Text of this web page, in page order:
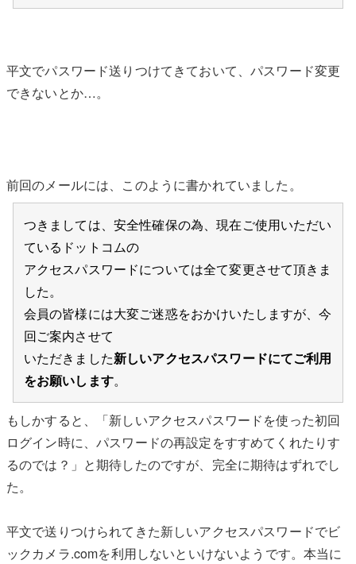
平文でパスワード送りつけてきておいて、パスワード変更
できないとか…。
前回のメールには、このように書かれていました。
つきましては、安全性確保の為、現在ご使用いただい
ているドットコムの
アクセスパスワードについては全て変更させて頂きま
した。
会員の皆様には大変ご迷惑をおかけいたしますが、今
回ご案内させて
いただきました新しいアクセスパスワードにてご利用
をお願いします。
もしかすると、「新しいアクセスパスワードを使った初回
ログイン時に、パスワードの再設定をすすめてくれたりす
るのでは？」と期待したのですが、完全に期待はずれでし
た。
平文で送りつけられてきた新しいアクセスパスワードでビ
ックカメラ.comを利用しないといけないようです。本当に